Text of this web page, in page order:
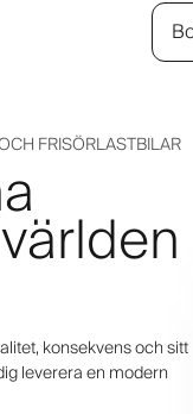
FRISÖRLASTBILAR
konsekvens och sitt
leverera en modern